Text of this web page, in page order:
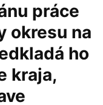
práce
okresu na
ho
kraja,